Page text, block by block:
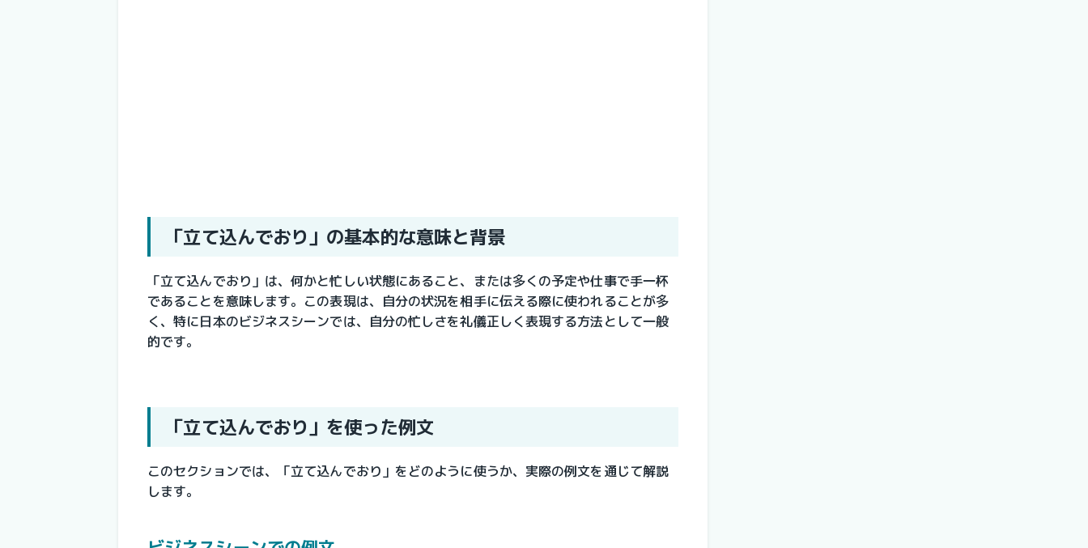
「立て込んでおり」の基本的な意味と背景
「立て込んでおり」は、何かと忙しい状態にあること、または多くの予定や仕事で手一杯
であることを意味します。この表現は、自分の状況を相手に伝える際に使われることが多
く、特に日本のビジネスシーンでは、自分の忙しさを礼儀正しく表現する方法として一般
的です。
「立て込んでおり」を使った例文
このセクションでは、「立て込んでおり」をどのように使うか、実際の例文を通じて解説
します。